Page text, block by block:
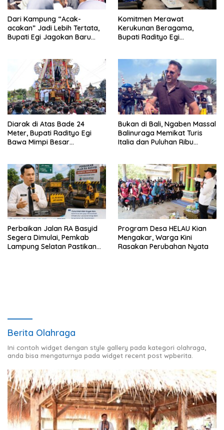
Dari Kampung “Acak-
acakan” Jadi Lebih Tertata,
Bupati Egi Jagokan Baru
Komitmen Merawat
Kerukunan Beragama,
Bupati Radityo Egi
Lampung
Diarak di Atas Bade 24
Meter, Bupati Radityo Egi
Bawa Mimpi Besar
Bukan di Bali, Ngaben Massal
Balinuraga Memikat Turis
Italia dan Puluhan Ribu
Perbaikan Jalan RA Basyid
Segera Dimulai, Pemkab
Lampung Selatan Pastikan
Program Desa HELAU Kian
Mengakar, Warga Kini
Rasakan Perubahan Nyata
Berita Olahraga
Ini contoh widget dengan style gallery pada kategori olahraga,
anda bisa mengaturnya pada widget recent post wpberita.